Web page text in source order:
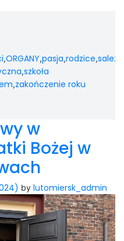
,ORGANY,pasja,rodzice,
,szkoła
,zakończenie roku
w
Bożej w
by lutomiersk_admin